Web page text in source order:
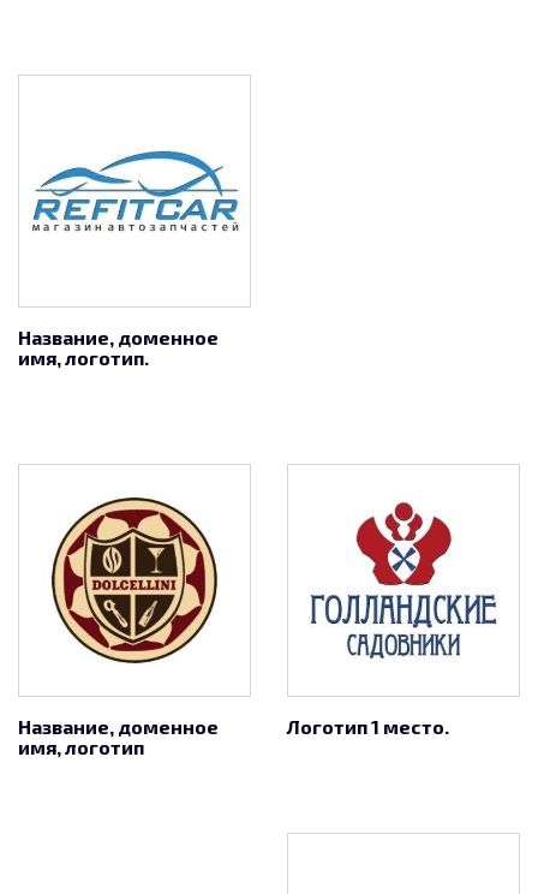
Название, доменное
имя, логотип.
Название, доменное
имя, логотип
Логотип 1 место.